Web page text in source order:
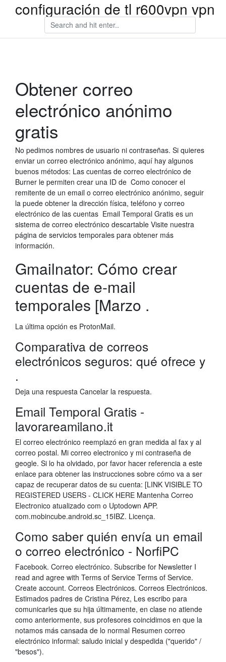
configuración de tl r600vpn vpn
Obtener correo
electrónico anónimo
gratis
No pedimos nombres de usuario ni contraseñas. Si quieres
enviar un correo electrónico anónimo, aquí hay algunos
buenos métodos: Las cuentas de correo electrónico de
Burner le permiten crear una ID de Como conocer el
remitente de un email o correo electrónico anónimo, seguir
la puede obtener la dirección física, teléfono y correo
electrónico de las cuentas Email Temporal Gratis es un
sistema de correo electrónico descartable Visite nuestra
página de servicios temporales para obtener más
información.
Gmailnator: Cómo crear
cuentas de e-mail
temporales [Marzo .
La última opción es ProtonMail.
Comparativa de correos
electrónicos seguros: qué ofrece y
.
Deja una respuesta Cancelar la respuesta.
Email Temporal Gratis -
lavorareamilano.it
El correo electrónico reemplazó en gran medida al fax y al
correo postal. Mi correo electronico y mi contraseña de
geogle. Si lo ha olvidado, por favor hacer referencia a este
enlace para obtener las instrucciones sobre cómo va a ser
capaz de recuperar datos de su cuenta: [LINK VISIBLE TO
REGISTERED USERS - CLICK HERE Mantenha Correo
Electronico atualizado com o Uptodown APP.
com.mobincube.android.sc_15IBZ. Licença.
Como saber quién envía un email
o correo electrónico - NorfiPC
Facebook. Correo electrónico. Subscribe for Newsletter I
read and agree with Terms of Service Terms of Service.
Create account. Correos Electrónicos. Correos Electrónicos.
Estimados padres de Cristina Pérez, Les escribo para
comunicarles que su hija últimamente, en clase no atiende
como anteriormente, sus profesores coincidimos en que la
notamos más cansada de lo normal Resumen correo
electrónico informal: saludo inicial y despedida ("querido" /
"besos").